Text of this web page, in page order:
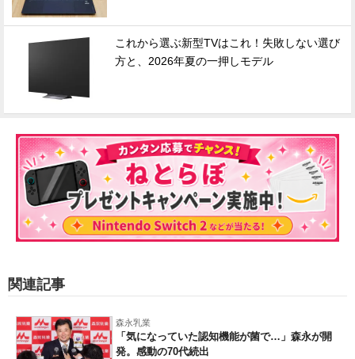
これから選ぶ新型TVはこれ！失敗しない選び
方と、2026年夏の一押しモデル
関連記事
森永乳業
「気になっていた認知機能が菌で…」森永が開
発。感動の70代続出